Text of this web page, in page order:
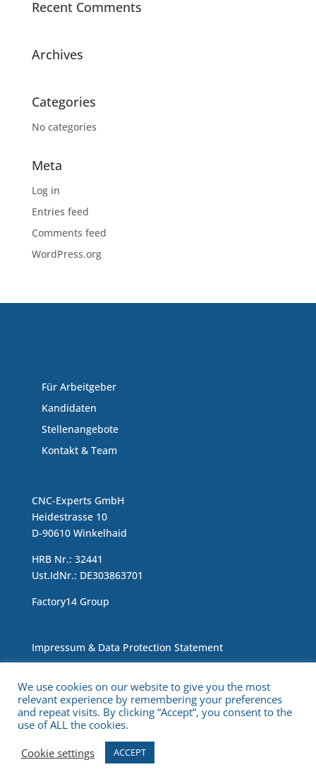
Recent Comments
Archives
Categories
No categories
Meta
Log in
Entries feed
Comments feed
WordPress.org
Für Arbeitgeber
Kandidaten
Stellenangebote
Kontakt & Team
CNC-Experts GmbH
Heidestrasse 10
D-90610 Winkelhaid
HRB Nr.: 32441
Ust.IdNr.: DE303863701
Factory14 Group
Impressum & Data Protection Statement
Copyright © 2021 CNC Experts. All Rights Reserved.
We use cookies on our website to give you the most
relevant experience by remembering your preferences
and repeat visits. By clicking “Accept”, you consent to the
use of ALL the cookies.
Cookie settings
ACCEPT